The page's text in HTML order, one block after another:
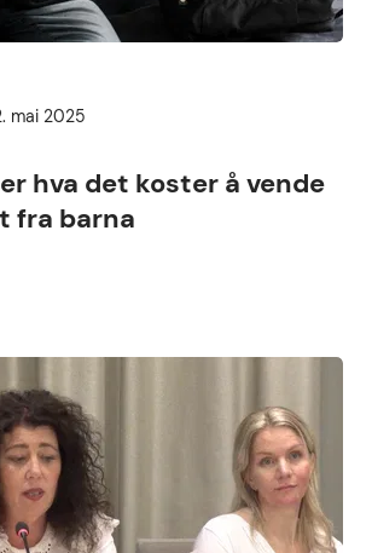
hva det koster å vende
fra barna
mai 2025